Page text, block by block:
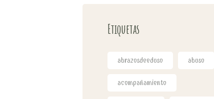
Etiquetas
abrazosdeeduso abuso
acompañamiento